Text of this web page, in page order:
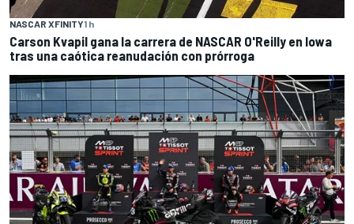
NASCAR XFINITY1 h
Carson Kvapil gana la carrera de NASCAR O'Reilly en Iowa
tras una caótica reanudación con prórroga